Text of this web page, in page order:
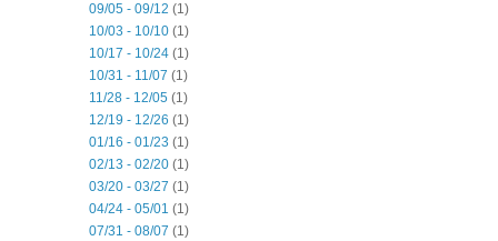
09/05 - 09/12 (1)
10/03 - 10/10 (1)
10/17 - 10/24 (1)
10/31 - 11/07 (1)
11/28 - 12/05 (1)
12/19 - 12/26 (1)
01/16 - 01/23 (1)
02/13 - 02/20 (1)
03/20 - 03/27 (1)
04/24 - 05/01 (1)
07/31 - 08/07 (1)